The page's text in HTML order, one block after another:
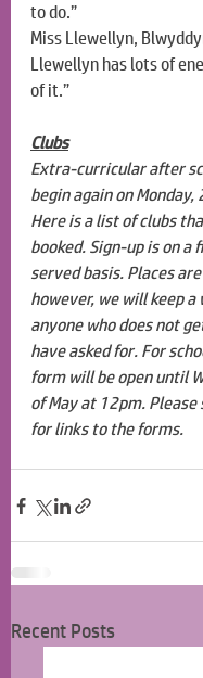
to do.”
Miss Llewellyn,
Llewellyn has lots of
of it.”
Clubs
Extra-curricular after
begin again on Monday,
Here is a list of clubs
booked. Sign-up is on
served basis. Places
however, we will keep
anyone who does not
have asked for. For
form will be open until
of May at 12pm.
for links to the forms.
Recent Posts